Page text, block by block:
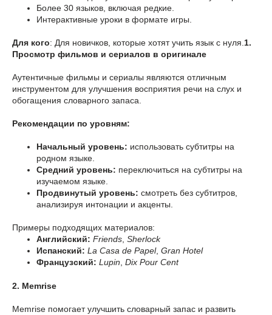
Более 30 языков, включая редкие.
Интерактивные уроки в формате игры.
Для кого: Для новичков, которые хотят учить язык с нуля. 1.
Просмотр фильмов и сериалов в оригинале
Аутентичные фильмы и сериалы являются отличным
инструментом для улучшения восприятия речи на слух и
обогащения словарного запаса.
Рекомендации по уровням:
Начальный уровень: использовать субтитры на
родном языке.
Средний уровень: переключиться на субтитры на
изучаемом языке.
Продвинутый уровень: смотреть без субтитров,
анализируя интонации и акценты.
Примеры подходящих материалов:
Английский: Friends Sherlock
Испанский: La Casa de Papel, Gran Hotel
Французский: Lupin Dix Pour Cent
2. Memrise
Memrise помогает улучшить словарный запас и развить